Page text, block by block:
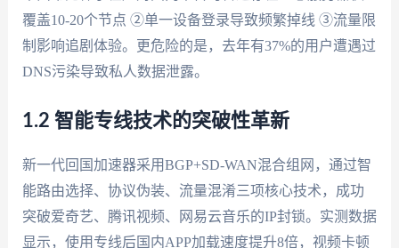
覆盖10-20个节点 ②单一设备登录导致频繁掉线 ③流量限
制影响追剧体验。更危险的是，去年有37%的用户遭遇过
DNS污染导致私人数据泄露。
1.2 智能专线技术的突破性革新
新一代回国加速器采用BGP+SD-WAN混合组网，通过智
能路由选择、协议伪装、流量混淆三项核心技术，成功
突破爱奇艺、腾讯视频、网易云音乐的IP封锁。实测数据
显示，使用专线后国内APP加载速度提升8倍，视频卡顿